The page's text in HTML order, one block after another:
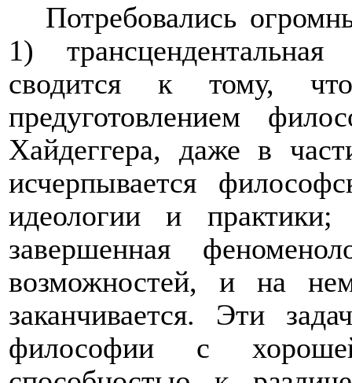
Потребовались
1)
сводится к тому,
предуготовлением
Хайдеггера, даже в
исчерпывается
идеологии и
завершенная
возможностей, и на
заканчивается. Эти
философии с